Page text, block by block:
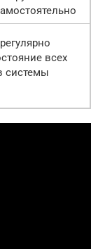
всех
системы